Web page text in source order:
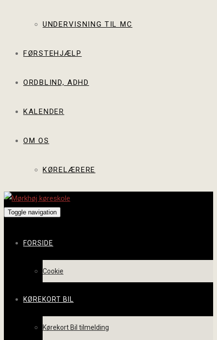
UNDERVISNING TIL MC
FØRSTEHJÆLP
ORDBLIND, ADHD
KALENDER
OM OS
KØRELÆRERE
Toggle navigation
FORSIDE
Cookie
KØREKORT BIL
Kørekort Bil tilmelding